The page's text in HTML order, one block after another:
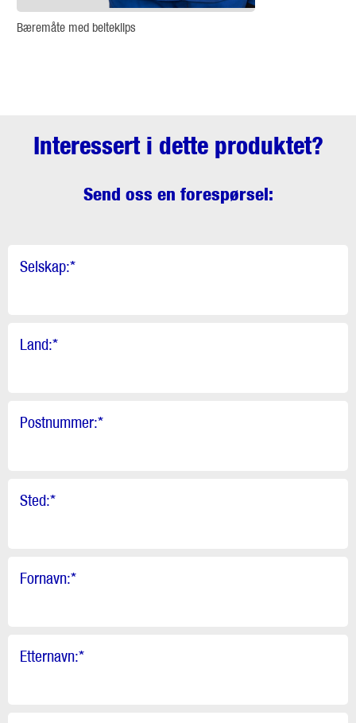
Bæremåte med belteklips
Interessert i dette produktet?
Send oss en forespørsel:
Selskap:*
Land:*
Postnummer:*
Sted:*
Fornavn:*
Etternavn:*